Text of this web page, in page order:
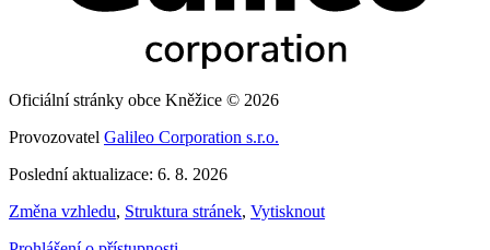
Oficiální stránky obce Kněžice © 2026
Provozovatel Galileo Corporation s.r.o.
Poslední aktualizace: 6. 8. 2026
Změna vzhledu, Struktura stránek, Vytisknout